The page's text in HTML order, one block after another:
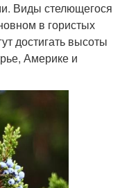
Виды стелющегося
в гористых
достигать высоты
Америке и